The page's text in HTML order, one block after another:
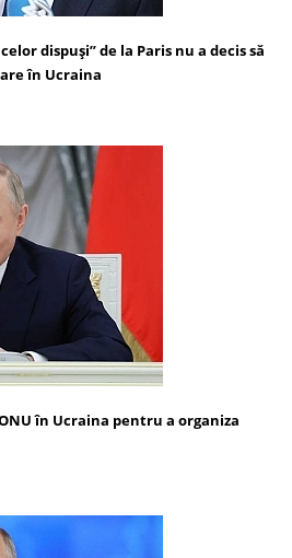
dispuși” de la Paris nu a decis să
în Ucraina
în Ucraina pentru a organiza